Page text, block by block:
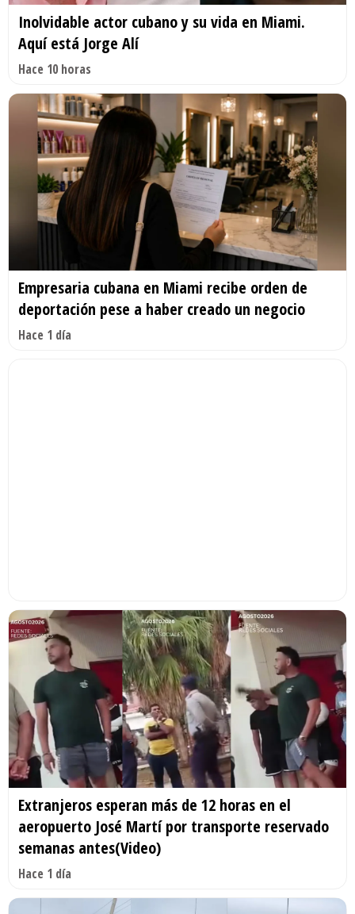
Inolvidable actor cubano y su vida en Miami.
Aquí está Jorge Alí
Hace 10 horas
Empresaria cubana en Miami recibe orden de
deportación pese a haber creado un negocio
Hace 1 día
Extranjeros esperan más de 12 horas en el
aeropuerto José Martí por transporte reservado
semanas antes(Video)
Hace 1 día